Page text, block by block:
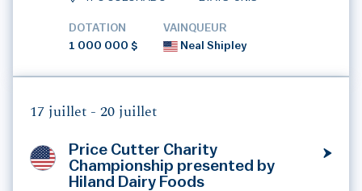
DOTATION
1 000 000 $
VAINQUEUR
Neal Shipley
17 juillet - 20 juillet
Price Cutter Charity
Championship presented by
Hiland Dairy Foods